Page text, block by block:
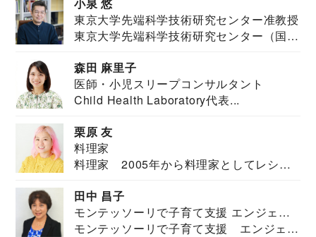
東京大学先端科学技術研究センター准教授
東京大学先端科学技術研究センター（国際
森田 麻里子
医師・小児スリープコンサルタント
Child Health Laboratory代表...
栗原 友
料理家
料理家 2005年から料理家としてレシピ
田中 昌子
モンテッソーリで子育て支援 エンジェル
ズハウス研究所所長
モンテッソーリで子育て支援 エンジェル